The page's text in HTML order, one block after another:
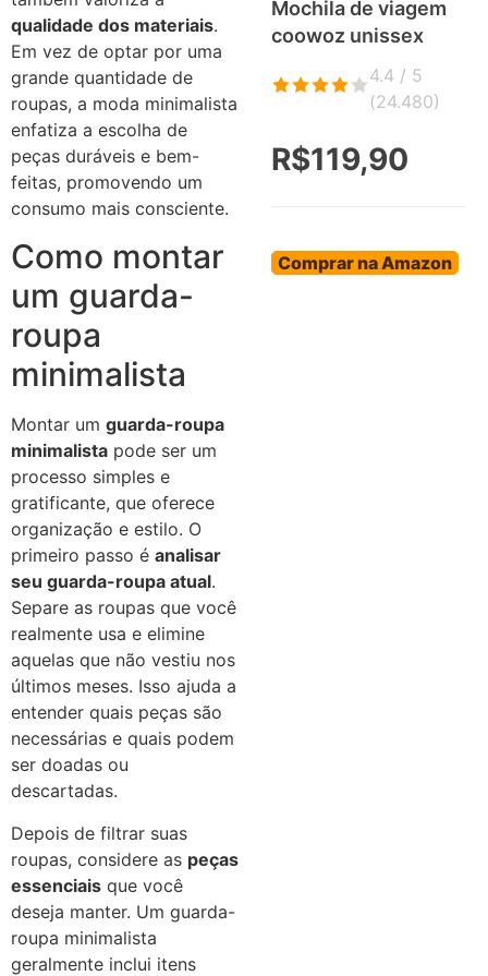
qualidade dos materiais.
Em vez de optar por uma
grande quantidade de
roupas, a moda minimalista
enfatiza a escolha de
peças duráveis e bem-
feitas, promovendo um
consumo mais consciente.
Como montar
um guarda-
roupa
minimalista
Montar um guarda-roupa
minimalista pode ser um
processo simples e
gratificante, que oferece
organização e estilo. O
primeiro passo é analisar
seu guarda-roupa atual.
Separe as roupas que você
realmente usa e elimine
aquelas que não vestiu nos
últimos meses. Isso ajuda a
entender quais peças são
necessárias e quais podem
ser doadas ou
descartadas.
Depois de filtrar suas
roupas, considere as peças
essenciais que você
deseja manter. Um guarda-
roupa minimalista
geralmente inclui itens
Mochila de viagem
coowoz unissex
4.4 / 5
(24.480)
R$119,90
Comprar na Amazon